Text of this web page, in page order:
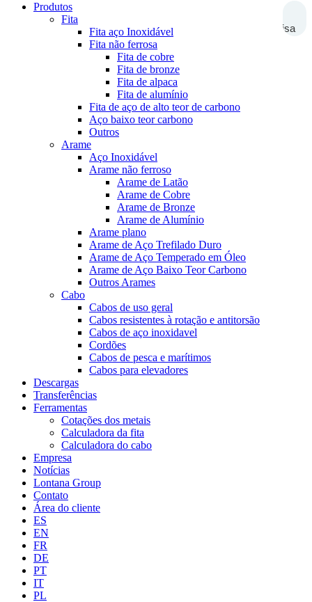
Pesquisa
Produtos
Fita
Fita aço Inoxidável
Fita não ferrosa
Fita de cobre
Fita de bronze
Fita de alpaca
Fita de alumínio
Fita de aço de alto teor de carbono
Aço baixo teor carbono
Outros
Arame
Aço Inoxidável
Arame não ferroso
Arame de Latão
Arame de Cobre
Arame de Bronze
Arame de Alumínio
Arame plano
Arame de Aço Trefilado Duro
Arame de Aço Temperado em Óleo
Arame de Aço Baixo Teor Carbono
Outros Arames
Cabo
Cabos de uso geral
Cabos resistentes à rotação e antitorsão
Cabos de aço inoxidavel
Cordões
Cabos de pesca e marítimos
Cabos para elevadores
Descargas
Transferências
Ferramentas
Cotações dos metais
Calculadora da fita
Calculadora do cabo
Empresa
Notícias
Lontana Group
Contato
Área do cliente
ES
EN
FR
DE
PT
IT
PL